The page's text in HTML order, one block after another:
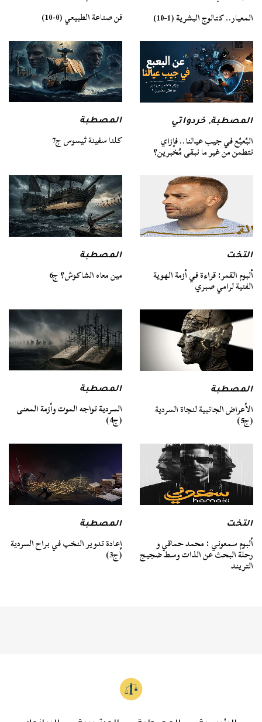
المعيار.. كتالوج البشرية (1-10) فن صناعة الطبيعي (0-10)
المصطبة,خردواتي
البُعبُع في جيب عيالنا.. فإزاي
نتطمن من غير ما نبقى مُخبرين؟
المصطبة
كلنا سفينة ثيسوس ج7
التخت
ألبوم القمر: قراءة في أزمة الهوية
الفنية لرامي صبري
المصطبة
مين معاه الشاكوش؟ ج6
المصطبة
الأعراض الجانبية لنجاة السردية
(ج5)
المصطبة
السردية تواجه الموت وأزمة المعنى
(ج4)
التخت
ألبوم سمعوني : محمد حماقي و
رحلة البحث عن الذات وسط ضجيج
التريند
المصطبة
إعادة تدوير النخب في براح السردية
(ج3)